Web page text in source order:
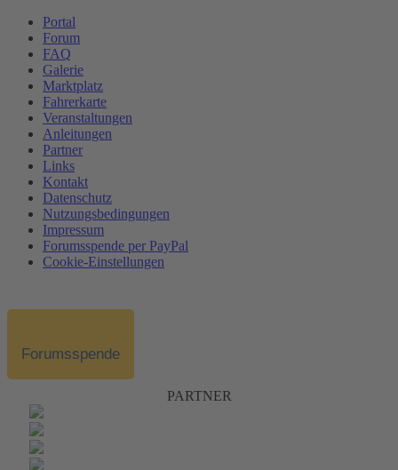
Portal
Forum
FAQ
Galerie
Marktplatz
Fahrerkarte
Veranstaltungen
Anleitungen
Partner
Links
Kontakt
Datenschutz
Nutzungsbedingungen
Impressum
Forumsspende per PayPal
Cookie-Einstellungen
Forumsspende
PARTNER